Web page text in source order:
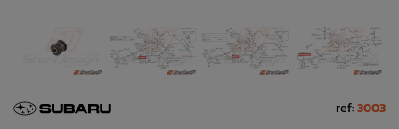
ref:3003